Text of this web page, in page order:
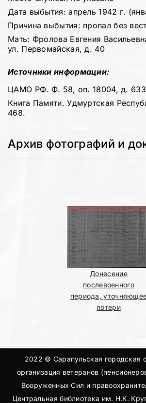
Дата выбытия: апрель 1942 г.
Причина выбытия: пропал без
Мать: Фролова Евгения
ул. Первомайская, д. 40
Источники информации:
ЦАМО РФ. Ф. 58, оп. 18004, д.
Книга Памяти. Удмуртская
468.
Архив фотографий и
Донесение
послевоенного
периода,
потери
2022 © Сарапульская городская
организация ветеранов
Вооруженных Сил и
Центральная библиотека им. Н.К.